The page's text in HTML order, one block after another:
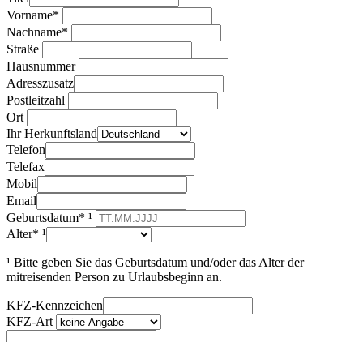
Vorname*
Nachname*
Straße
Hausnummer
Adresszusatz
Postleitzahl
Ort
Ihr Herkunftsland
Telefon
Telefax
Mobil
Email
Geburtsdatum* ¹
Alter* ¹
¹ Bitte geben Sie das Geburtsdatum und/oder das Alter der
mitreisenden Person zu Urlaubsbeginn an.
KFZ-Kennzeichen
KFZ-Art